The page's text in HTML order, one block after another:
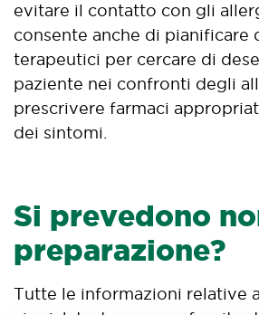
evitare il contatto con gli
consente anche di pianificare
terapeutici per cercare di
paziente nei confronti degli
prescrivere farmaci
dei sintomi.
Si prevedono
preparazione?
Tutte le informazioni relative